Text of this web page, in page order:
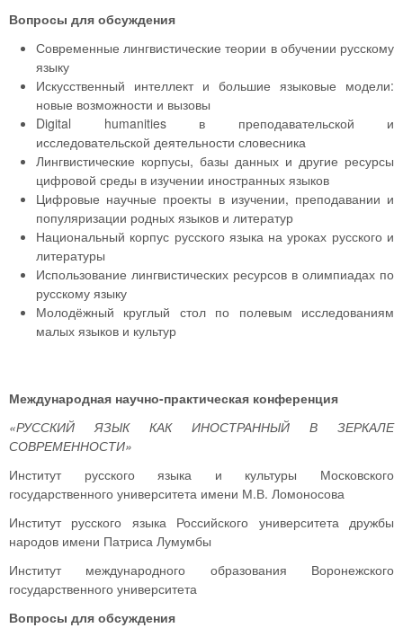
Вопросы для обсуждения
Современные лингвистические теории в обучении русскому
языку
Искусственный интеллект и большие языковые модели:
новые возможности и вызовы
Digital humanities в преподавательской и
исследовательской деятельности словесника
Лингвистические корпусы, базы данных и другие ресурсы
цифровой среды в изучении иностранных языков
Цифровые научные проекты в изучении, преподавании и
популяризации родных языков и литератур
Национальный корпус русского языка на уроках русского и
литературы
Использование лингвистических ресурсов в олимпиадах по
русскому языку
Молодёжный круглый стол по полевым исследованиям
малых языков и культур
Международная научно-практическая конференция
«РУССКИЙ ЯЗЫК КАК ИНОСТРАННЫЙ В ЗЕРКАЛЕ
СОВРЕМЕННОСТИ»
Институт русского языка и культуры Московского
государственного университета имени М.В. Ломоносова
Институт русского языка Российского университета дружбы
народов имени Патриса Лумумбы
Институт международного образования Воронежского
государственного университета
Вопросы для обсуждения